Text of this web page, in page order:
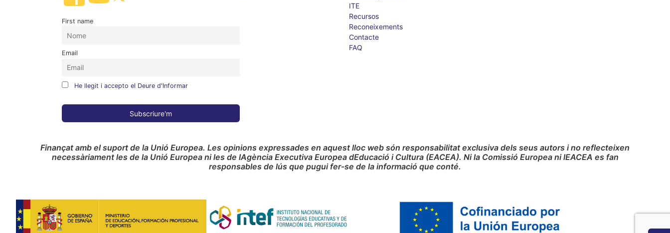
First name
Email
He llegit i accepto el Deure d'Informar
ITE
Recursos
Reconeixements
Contacte
FAQ
Finançat amb el suport de la Unió Europea. Les opinions expressades en aquest lloc web són responsabilitat exclusiva dels seus autors i no reflecteixen
necessàriament les de la Unió Europea ni les de lAgència Executiva Europea dEducació i Cultura (EACEA). Ni la Comissió Europea ni lEACEA es fan
responsables de lús que pugui fer-se de la informació que conté.